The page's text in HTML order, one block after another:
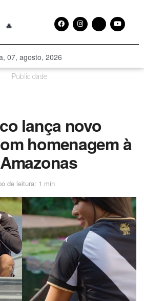
07, agosto, 2026
Publicidade
lança novo
homenagem à
de leitura: 1 min